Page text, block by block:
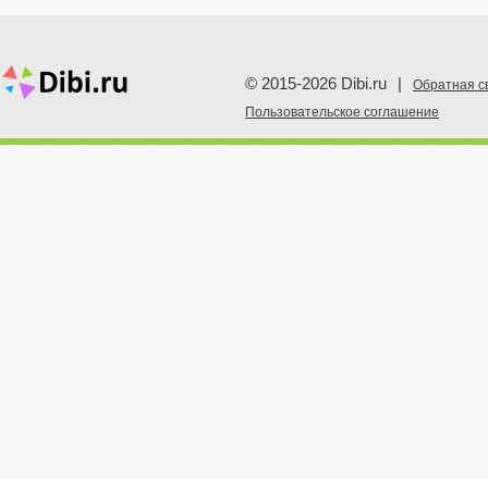
© 2015-2026 Dibi.ru
Обратная
Пoльзовательское соглашение